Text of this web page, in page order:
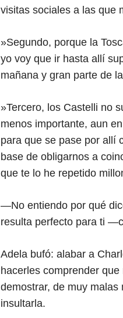
visitas sociales a las que
»Segundo, porque la
yo voy que ir hasta allí
mañana y gran parte de
»Tercero, los Castelli no
menos importante, aun
para que se pase por allí
base de obligarnos a
que te lo he repetido
—No entiendo por qué
resulta perfecto para ti
Adela bufó: alabar a
hacerles comprender
demostrar, de muy
insultarla.